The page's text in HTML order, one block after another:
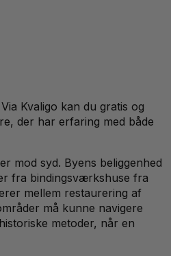
Kvaligo kan du gratis og
der har erfaring med både
mod syd. Byens beliggenhed
fra bindingsværkshuse fra
mellem restaurering af
må kunne navigere
metoder, når en